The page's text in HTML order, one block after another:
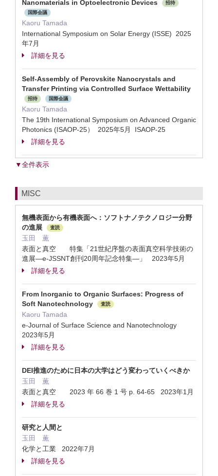
Nanomaterials in Optoelectronic Devices
招待
国際会議
Kaoru Tamada
International Symposium on Solar Energy​ (ISSE) 2025
年7月
詳細を見る
Self-Assembly of Perovskite Nanocrystals and
Transfer Printing via Controlled Surface Wettability
招待 国際会議
Kaoru Tamada
The 19th International Symposium on Advanced Organic
Photonics (ISAOP-25） 2025年5月 ISAOP-25
詳細を見る
▼全件表示
MISC
無機表面から有機表面へ：ソフトナノテクノロジー分野
の進展
査読
玉田 薫
表面と真空 特集「21世紀序盤の表面真空科学技術の
進展―e-JSSNT創刊20周年記念特集―」 2023年5月
詳細を見る
From Inorganic to Organic Surfaces: Progress of
Soft Nanotechnology
査読
Kaoru Tamada
e-Journal of Surface Science and Nanotechnology
2023年5月
詳細を見る
DEI推進のために日本の大学はどう変わっていくべきか
玉田 薫
表面と真空 2023 年 66 巻 1 号 p. 64-65 2023年1月
詳細を見る
研究と人間と
玉田 薫
化学と工業 2022年7月
詳細を見る